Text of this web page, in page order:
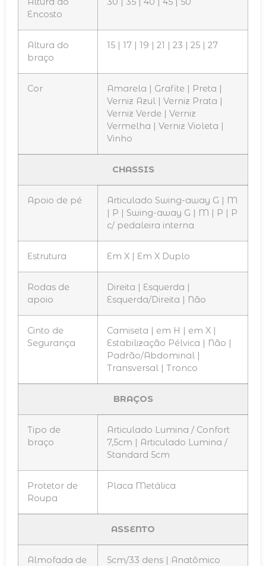
Encosto
Altura do
braço
15 | 17 | 19 | 21 | 23 | 25 | 27
Cor
Amarela | Grafite | Preta |
Verniz Azul | Verniz Prata |
Verniz Verde | Verniz
Vermelha | Verniz Violeta |
Vinho
CHASSIS
Apoio de pé
Articulado Swing-away G | M
| P | Swing-away G | M | P | P
c/ pedaleira interna
Estrutura Em X | Em X Duplo
Rodas de
apoio
Direita | Esquerda |
Esquerda/Direita | Não
Cinto de
Segurança
Camiseta | em H | em X |
Estabilização Pélvica | Não |
Padrão/Abdominal |
Transversal | Tronco
BRAÇOS
Tipo de
braço
Articulado Lumina / Confort
7,5cm | Articulado Lumina /
Standard 5cm
Protetor de
Roupa
Placa Metálica
ASSENTO
Almofada de
5cm/33 dens | Anatômico